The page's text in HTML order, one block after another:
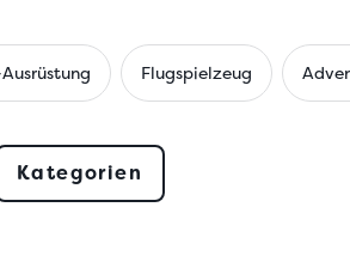
Flugspielzeug
Kategorien